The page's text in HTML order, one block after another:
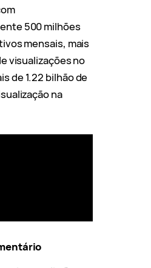
500 milhões
mensais, mais
visualizações no
de 1.22 bilhão de
na